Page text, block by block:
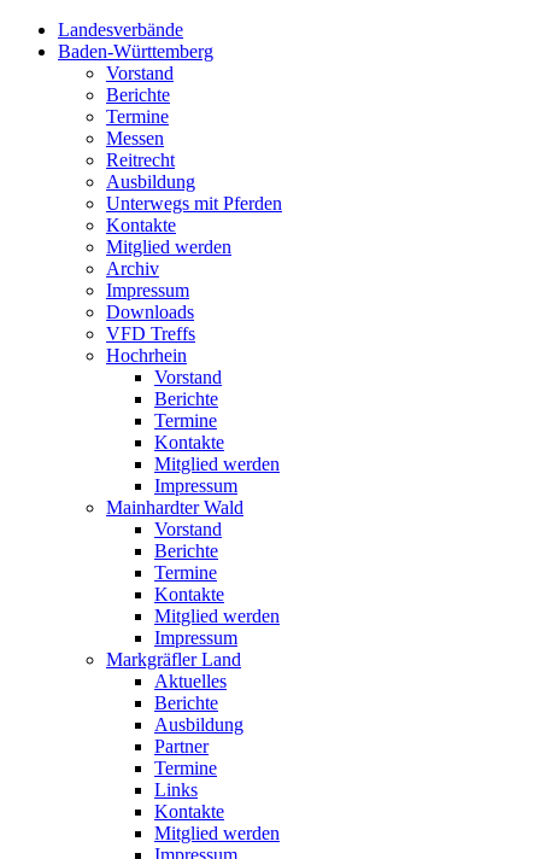
Landesverbände
Baden-Württemberg
Vorstand
Berichte
Termine
Messen
Reitrecht
Ausbildung
Unterwegs mit Pferden
Kontakte
Mitglied werden
Archiv
Impressum
Downloads
VFD Treffs
Hochrhein
Vorstand
Berichte
Termine
Kontakte
Mitglied werden
Impressum
Mainhardter Wald
Vorstand
Berichte
Termine
Kontakte
Mitglied werden
Impressum
Markgräfler Land
Aktuelles
Berichte
Ausbildung
Partner
Termine
Links
Kontakte
Mitglied werden
Impressum